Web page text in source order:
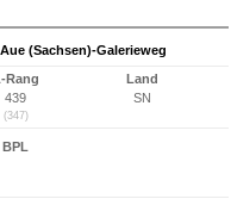
(Sachsen)-Galerieweg
Rang
439
(347)
Land
SN
BPL